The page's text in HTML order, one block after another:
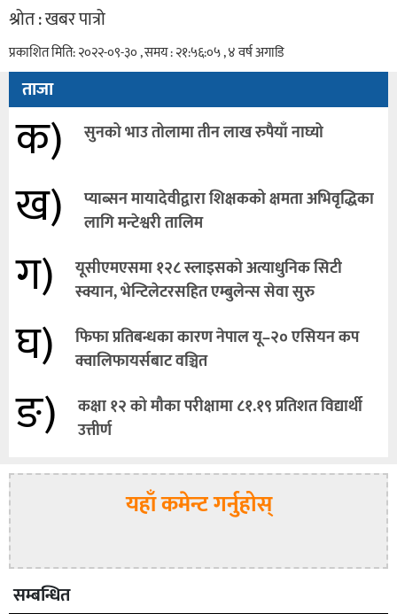
श्रोत : खबर पात्रो
प्रकाशित मिति: २०२२-०९-३० , समय : २१:५६:०५ , ४ वर्ष अगाडि
ताजा
क) सुनको भाउ तोलामा तीन लाख रुपैयाँ नाघ्यो
ख)
प्याब्सन मायादेवीद्वारा शिक्षकको क्षमता अभिवृद्धिका
लागि मन्टेश्वरी तालिम
ग)
यूसीएमएसमा १२८ स्लाइसको अत्याधुनिक सिटी
स्क्यान, भेन्टिलेटरसहित एम्बुलेन्स सेवा सुरु
घ)
फिफा प्रतिबन्धका कारण नेपाल यू–२० एसियन कप
क्वालिफायर्सबाट वञ्चित
ङ)
कक्षा १२ को मौका परीक्षामा ८१.१९ प्रतिशत विद्यार्थी
उत्तीर्ण
यहाँ कमेन्ट गर्नुहोस्
सम्बन्धित